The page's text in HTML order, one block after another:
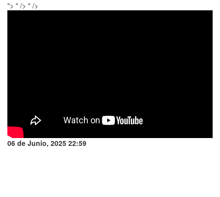
"> " /> " />
06 de Junio, 2025 22:59